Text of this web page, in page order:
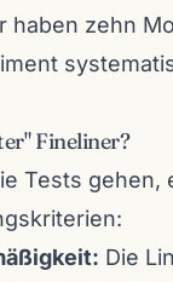
haben zehn
Fineliner?
Tests gehen,
Die